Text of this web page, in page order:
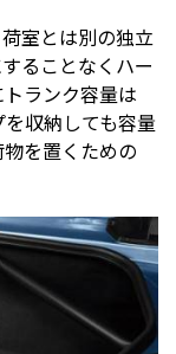
室とは別の独立
ることなくハー
ランク容量は
収納しても容量
を置くための